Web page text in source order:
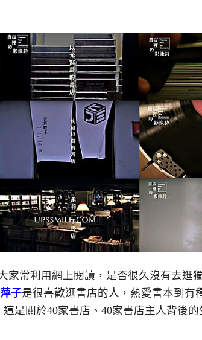
家常利用網上閱讀，是否很久沒有去逛
萍子是很喜歡逛書店的人，熱愛書本到有
這是關於40家書店、40家書店主人背後